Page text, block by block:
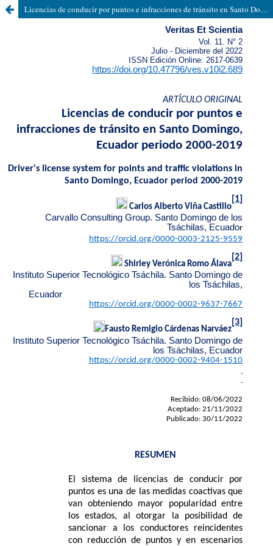
Licencias de conducir por puntos e infracciones de tránsito en Santo Domingo, Ecuador periodo 2000-2019